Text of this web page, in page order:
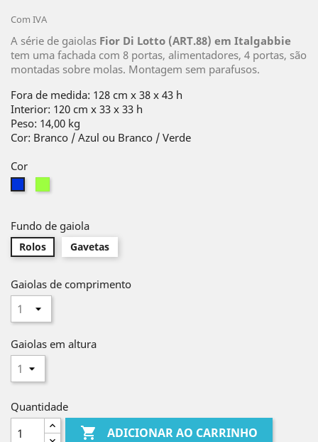
Com IVA
A série de gaiolas Fior Di Lotto (ART.88) em Italgabbie
tem uma fachada com 8 portas, alimentadores, 4 portas, são
montadas sobre molas. Montagem sem parafusos.
Fora de medida: 128 cm x 38 x 43 h
Interior: 120 cm x 33 x 33 h
Peso: 14,00 kg
Cor: Branco / Azul ou Branco / Verde
Cor
Fundo de gaiola
Rolos Gavetas
Gaiolas de comprimento
Gaiolas em altura
Quantidade
 ADICIONAR AO CARRINHO